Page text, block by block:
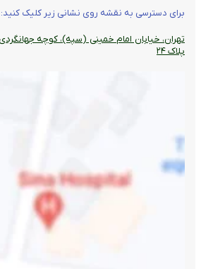
برای دسترسی به نقشه روی نشانی زیر کلیک کنید:
تهران، خیابان امام خمینی (سپه)، کوچه
پلاک ۲۴